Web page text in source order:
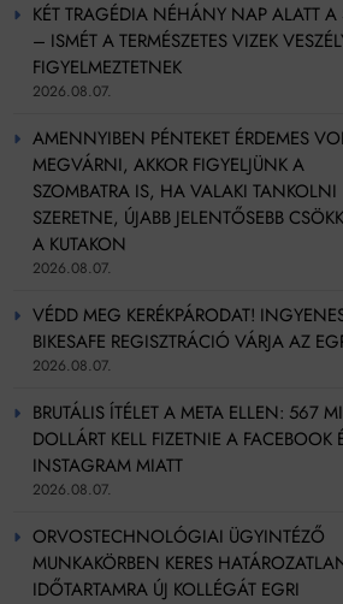
KÉT TRAGÉDIA NÉHÁNY NAP ALATT A
– ISMÉT A TERMÉSZETES VIZEK
FIGYELMEZTETNEK
2026.08.07.
AMENNYIBEN PÉNTEKET ÉRDEMES
MEGVÁRNI, AKKOR FIGYELJÜNK A
SZOMBATRA IS, HA VALAKI TANKOLNI
SZERETNE, ÚJABB JELENTŐSEBB
A KUTAKON
2026.08.07.
VÉDD MEG KERÉKPÁRODAT!
BIKESAFE REGISZTRÁCIÓ VÁRJA AZ
2026.08.07.
BRUTÁLIS ÍTÉLET A META ELLEN: 567
DOLLÁRT KELL FIZETNIE A FACEBOOK
INSTAGRAM MIATT
2026.08.07.
ORVOSTECHNOLÓGIAI ÜGYINTÉZŐ
MUNKAKÖRBEN KERES
IDŐTARTAMRA ÚJ KOLLÉGÁT EGRI